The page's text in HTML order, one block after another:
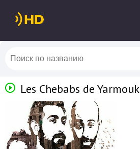
Les Chebabs de Yarmouk